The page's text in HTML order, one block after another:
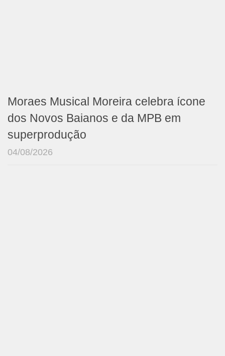
Moraes Musical Moreira celebra ícone
dos Novos Baianos e da MPB em
superprodução
04/08/2026